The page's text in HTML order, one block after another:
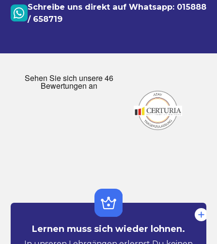
Schreibe uns direkt auf Whatsapp: 015888
/ 658719
Lernen muss sich wieder lohnen.